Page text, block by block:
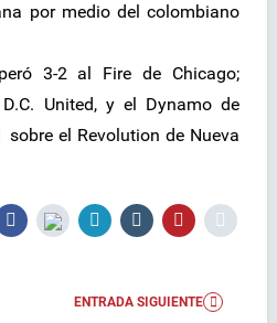
por medio del colombiano
3-2 al Fire de Chicago;
United, y el Dynamo de
el Revolution de Nueva
ENTRADA SIGUIENTE